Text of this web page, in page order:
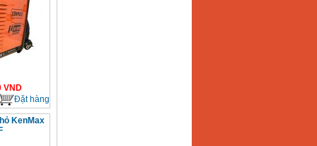
VND
Đặt hàng
KenMax